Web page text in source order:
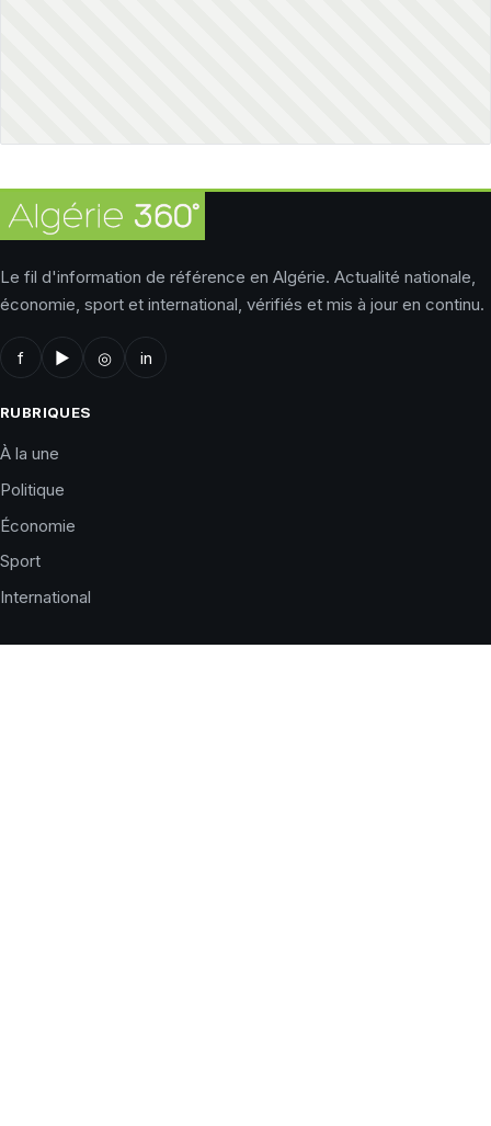
Le fil d'information de référence en Algérie. Actualité nationale,
économie, sport et international, vérifiés et mis à jour en continu.
f ▶ ◎ in
RUBRIQUES
À la une
Politique
Économie
Sport
International
LE JOURNAL